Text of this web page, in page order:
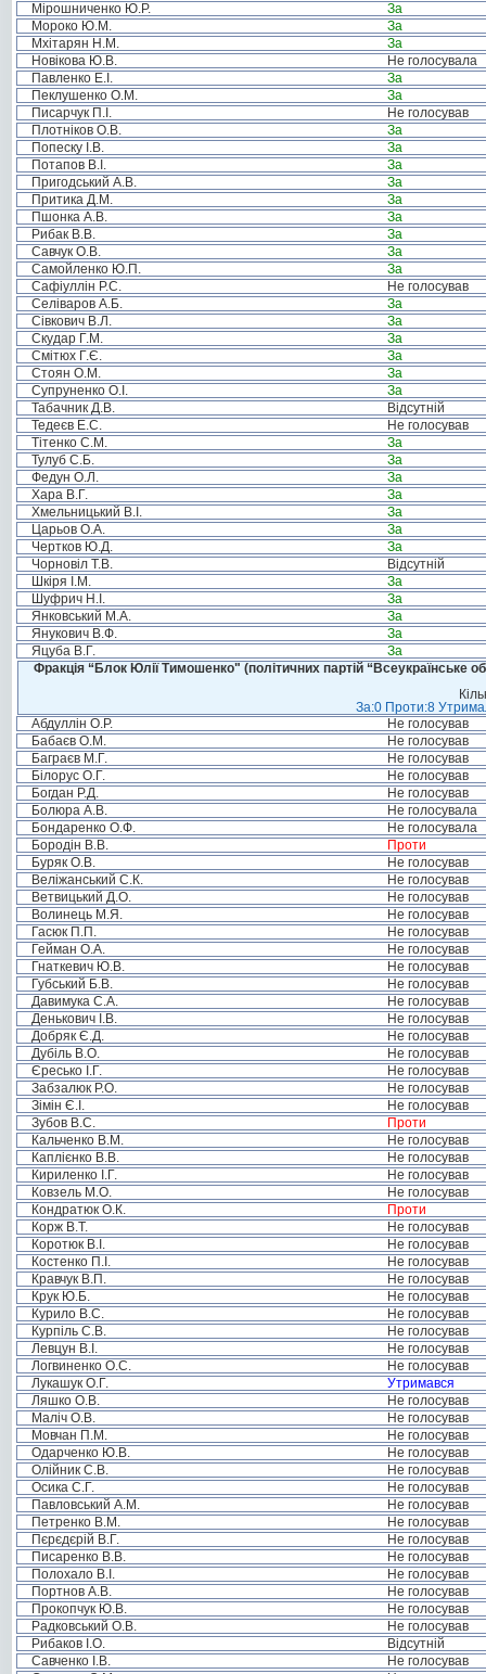
Мірошниченко Ю.Р.
За
Мороко Ю.М.
За
Мхітарян Н.М.
За
Новікова Ю.В.
Не голосувала
Павленко Е.І.
За
Пеклушенко О.М.
За
Писарчук П.І.
Не голосував
Плотніков О.В.
За
Попеску І.В.
За
Потапов В.І.
За
Пригодський А.В.
За
Притика Д.М.
За
Пшонка А.В.
За
Рибак В.В.
За
Савчук О.В.
За
Самойленко Ю.П.
За
Сафіуллін Р.С.
Не голосував
Селіваров А.Б.
За
Сівкович В.Л.
За
Скудар Г.М.
За
Смітюх Г.Є.
За
Стоян О.М.
За
Супруненко О.І.
За
Табачник Д.В.
Відсутній
Тедеєв Е.С.
Не голосував
Тітенко С.М.
За
Тулуб С.Б.
За
Федун О.Л.
За
Хара В.Г.
За
Хмельницький В.І.
За
Царьов О.А.
За
Чертков Ю.Д.
За
Чорновіл Т.В.
Відсутній
Шкіря І.М.
За
Шуфрич Н.І.
За
Янковський М.А.
За
Янукович В.Ф.
За
Яцуба В.Г.
За
Фракція “Блок Юлії Тимошенко" (політичних партій “Всеукраїнське
За:0 Проти:8
Абдуллін О.Р.
Не голосував
Бабаєв О.М.
Не голосував
Баграєв М.Г.
Не голосував
Білорус О.Г.
Не голосував
Богдан Р.Д.
Не голосував
Болюра А.В.
Не голосувала
Бондаренко О.Ф.
Не голосувала
Бородін В.В.
Проти
Буряк О.В.
Не голосував
Веліжанський С.К.
Не голосував
Ветвицький Д.О.
Не голосував
Волинець М.Я.
Не голосував
Гасюк П.П.
Не голосував
Гейман О.А.
Не голосував
Гнаткевич Ю.В.
Не голосував
Губський Б.В.
Не голосував
Давимука С.А.
Не голосував
Денькович І.В.
Не голосував
Добряк Є.Д.
Не голосував
Дубіль В.О.
Не голосував
Єресько І.Г.
Не голосував
Забзалюк Р.О.
Не голосував
Зімін Є.І.
Не голосував
Зубов В.С.
Проти
Кальченко В.М.
Не голосував
Каплієнко В.В.
Не голосував
Кириленко І.Г.
Не голосував
Ковзель М.О.
Не голосував
Кондратюк О.К.
Проти
Корж В.Т.
Не голосував
Коротюк В.І.
Не голосував
Костенко П.І.
Не голосував
Кравчук В.П.
Не голосував
Крук Ю.Б.
Не голосував
Курило В.С.
Не голосував
Курпіль С.В.
Не голосував
Левцун В.І.
Не голосував
Логвиненко О.С.
Не голосував
Лукашук О.Г.
Утримався
Ляшко О.В.
Не голосував
Маліч О.В.
Не голосував
Мовчан П.М.
Не голосував
Одарченко Ю.В.
Не голосував
Олійник С.В.
Не голосував
Осика С.Г.
Не голосував
Павловський А.М.
Не голосував
Петренко В.М.
Не голосував
Пєрєдєрій В.Г.
Не голосував
Писаренко В.В.
Не голосував
Полохало В.І.
Не голосував
Портнов А.В.
Не голосував
Прокопчук Ю.В.
Не голосував
Радковський О.В.
Не голосував
Рибаков І.О.
Відсутній
Савченко І.В.
Не голосував